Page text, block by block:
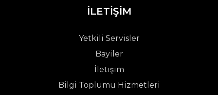
İLETİŞİM
Yetkili Servisler
Bayiler
İletişim
Bilgi Toplumu Hizmetleri